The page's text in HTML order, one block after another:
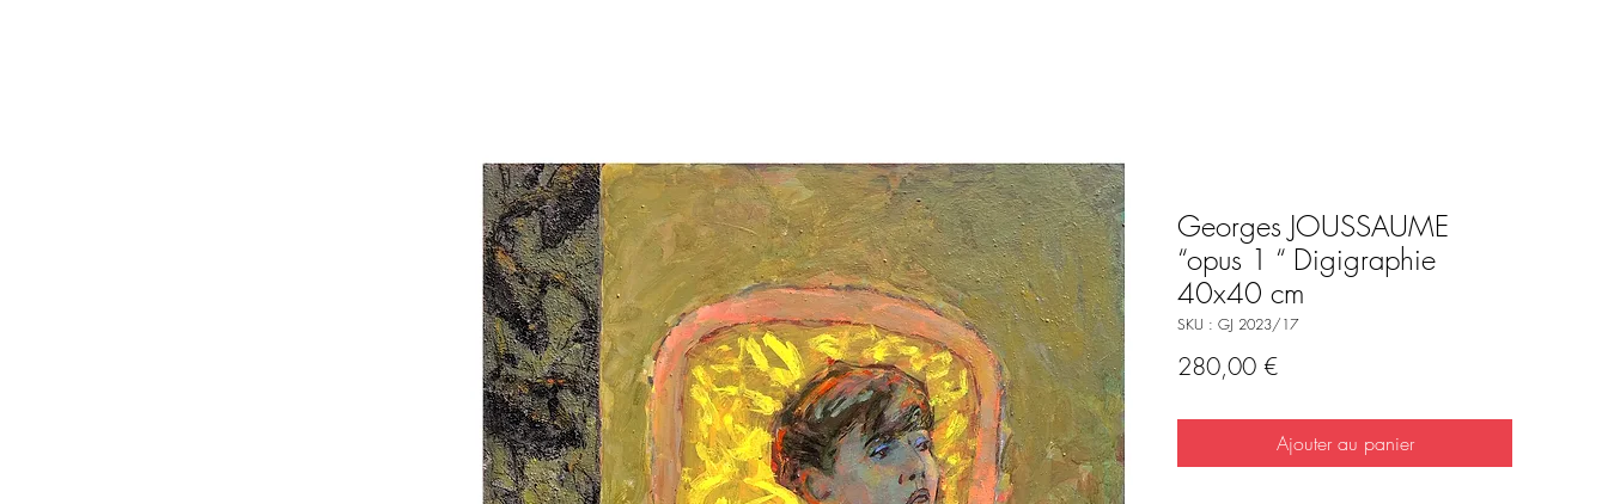
Georges JOUSSAUME
“opus 1 “ Digigraphie
40x40 cm
SKU : GJ 2023/17
280,00 €Prix
Ajouter au panier